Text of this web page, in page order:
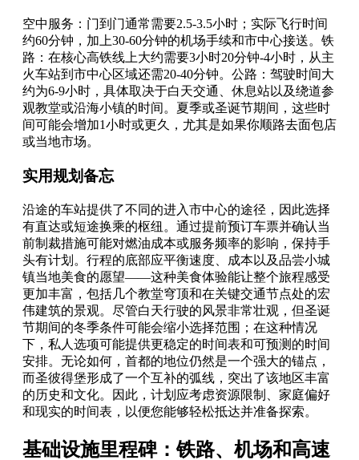
空中服务：门到门通常需要2.5-3.5小时；实际飞行时间
约60分钟，加上30-60分钟的机场手续和市中心接送。铁
路：在核心高铁线上大约需要3小时20分钟-4小时，从主
火车站到市中心区域还需20-40分钟。公路：驾驶时间大
约为6-9小时，具体取决于白天交通、休息站以及绕道参
观教堂或沿海小镇的时间。夏季或圣诞节期间，这些时
间可能会增加1小时或更久，尤其是如果你顺路去面包店
或当地市场。
实用规划备忘
沿途的车站提供了不同的进入市中心的途径，因此选择
有直达或短途换乘的枢纽。通过提前预订车票并确认当
前制裁措施可能对燃油成本或服务频率的影响，保持手
头有计划。行程的底部应平衡速度、成本以及品尝小城
镇当地美食的愿望——这种美食体验能让整个旅程感受
更加丰富，包括几个教堂穹顶和在关键交通节点处的宏
伟建筑的景观。尽管白天行驶的风景非常壮观，但圣诞
节期间的冬季条件可能会缩小选择范围；在这种情况
下，私人选项可能提供更稳定的时间表和可预测的时间
安排。无论如何，首都的地位仍然是一个强大的锚点，
而圣彼得堡形成了一个互补的弧线，突出了该地区丰富
的历史和文化。因此，计划应考虑资源限制、家庭偏好
和现实的时间表，以便您能够轻松抵达并准备探索。
基础设施里程碑：铁路、机场和高速